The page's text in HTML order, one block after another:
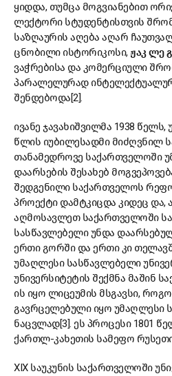
ყიდდა, თუმცა მოგვიანებით
ლექტორი სტუდენტისთვის
საზღაურის აღება აღარ
ცნობილი ისტორიკოსი, ჟაკ ლე
ვაჭრებისა და კომერციული
პარალელურად
შენდებოდა[2].
ივანე ჯავახიშვილმა 1938
წლის იუბილესადმი მიძღვნილ
თანამედროვე საქართველოში
დაარსების შესახებ
შედგენილი საქართველოს
პროექტი დამტკიცდა კიდეც და,
აღმოსავლეთ საქართველოში
სასწავლებელი უნდა
ერთი გორში და ერთი კი
უმაღლესი სასწავლებელი
უნივერსიტეტის შექმნა მაშინ
ის იყო ლიცეუმის მსგავსი,
გავრცელებული იყო უმაღლესი
ნაცვლად[3]. ეს პროცესი 1801
ქართლ-კახეთის სამეფო
XIX საუკუნის საქართველოში